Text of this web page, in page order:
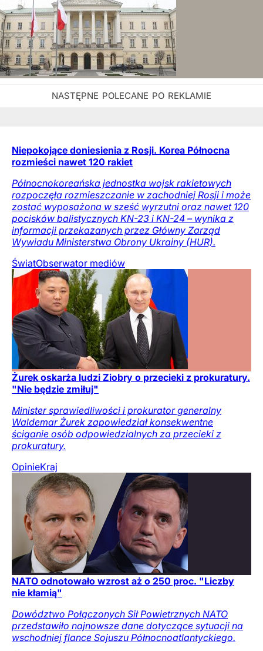
Niepokojące doniesienia z Rosji. Korea Północna
rozmieści nawet 120 rakiet
Północnokoreańska jednostka wojsk rakietowych
rozpoczęła rozmieszczanie w zachodniej Rosji i może
zostać wyposażona w sześć wyrzutni oraz nawet 120
pocisków balistycznych KN-23 i KN-24 – wynika z
informacji przekazanych przez Główny Zarząd
Wywiadu Ministerstwa Obrony Ukrainy (HUR).
ŚwiatObserwator mediów
Żurek oskarża ludzi Ziobry o przecieki z prokuratury.
"Nie będzie zmiłuj"
Minister sprawiedliwości i prokurator generalny
Waldemar Żurek zapowiedział konsekwentne
ściganie osób odpowiedzialnych za przecieki z
prokuratury.
OpinieKraj
NATO odnotowało wzrost aż o 250 proc. "Liczby
nie kłamią"
Dowództwo Połączonych Sił Powietrznych NATO
przedstawiło najnowsze dane dotyczące sytuacji na
wschodniej flance Sojuszu Północnoatlantyckiego.